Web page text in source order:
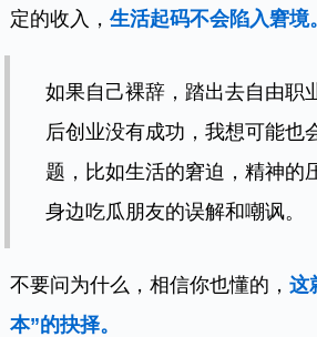
定的收入，生活起码不会陷入窘境
如果自己裸辞，踏出去自由职
后创业没有成功，我想可能也
题，比如生活的窘迫，精神的
身边吃瓜朋友的误解和嘲讽。
不要问为什么，相信你也懂的，这
本”的抉择。